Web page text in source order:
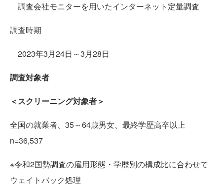
調査会社モニターを用いたインターネット定量調査
調査時期
2023年3月24日～3月28日
調査対象者
＜スクリーニング対象者＞
全国の就業者、35～64歳男女、最終学歴高卒以上
n=36,537
※令和2国勢調査の雇用形態・学歴別の構成比に合わせて
ウェイトバック処理